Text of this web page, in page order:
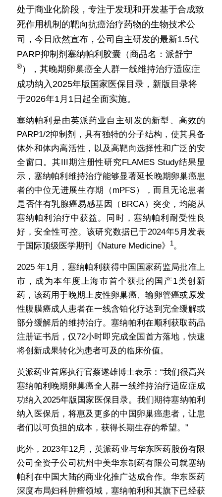
处于商业化阶段，专注于发现和开发基于合成致
死作用机制的靶向抗癌治疗药物的生物技术公
司，今日欣然宣布，公司自主研发的最新1.5代
PARP抑制剂塞纳帕利胶囊（商品名：派舒宁
® ），其晚期卵巢癌全人群一线维持治疗适应症
成功纳入2025年版国家医保目录，新版目录将
于2026年1月1日起全面实施。
塞纳帕利是由英派药业自主研发的新型、高效的
PARP1/2抑制剂，具有独特的分子结构，使其具备
体外和体内高活性，以及高靶向选择性和广泛的安
全窗口。其III期注册性研究FLAMES Study结果显
示，塞纳帕利维持治疗能够显著延长晚期卵巢癌患
者的中位无进展生存期（mPFS），而且无论患者
是否伴有乳腺癌易感基因（BRCA）突变，均能从
塞纳帕利治疗中获益。同时，塞纳帕利耐受性良
好，安全性可控。该研究数据已于2024年5月发表
于国际顶级医学期刊《Nature Medicine》
1 。
2025 年1月，塞纳帕利获得中国国家药监局批准上
市，成为本年度上海市首个获批的国产1类创新
药，该药用于晚期上皮性卵巢癌、输卵管癌或原发
性腹膜癌成人患者在一线含铂化疗达到完全缓解或
部分缓解后的维持治疗。塞纳帕利在顺利获取药品
注册证书后，仅72小时即完成全国首方落地，快速
将创新成果转化为患者可及的临床价值。
英派药业首席执行官蔡遂雄博士表示：“我们很高兴
塞纳帕利晚期卵巢癌全人群一线维持治疗适应症成
功纳入2025年版国家医保目录。我们期待塞纳帕利
纳入医保后，将惠及更多的中国卵巢癌患者，让患
者们以可负担的成本，获得长期生存的希望。”
此外，2023年12月，英派药业与华东医药股份有限
公司全资子公司杭州中美华东制药有限公司就塞纳
帕利在中国大陆的商业化推广达成合作。华东医药
深度布局妇科肿瘤领域，塞纳帕利和其旗下已经获